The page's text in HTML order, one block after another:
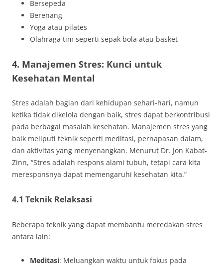
Bersepeda
Berenang
Yoga atau pilates
Olahraga tim seperti sepak bola atau basket
4. Manajemen Stres: Kunci untuk
Kesehatan Mental
Stres adalah bagian dari kehidupan sehari-hari, namun
ketika tidak dikelola dengan baik, stres dapat berkontribusi
pada berbagai masalah kesehatan. Manajemen stres yang
baik meliputi teknik seperti meditasi, pernapasan dalam,
dan aktivitas yang menyenangkan. Menurut Dr. Jon Kabat-
Zinn, “Stres adalah respons alami tubuh, tetapi cara kita
meresponsnya dapat memengaruhi kesehatan kita.”
4.1 Teknik Relaksasi
Beberapa teknik yang dapat membantu meredakan stres
antara lain:
Meditasi: Meluangkan waktu untuk fokus pada